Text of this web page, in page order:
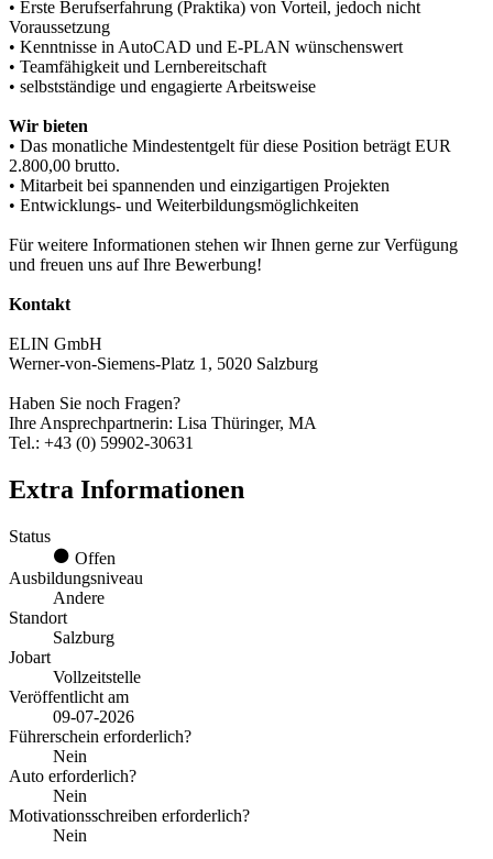
• Erste Berufserfahrung (Praktika) von Vorteil, jedoch nicht
Voraussetzung
• Kenntnisse in AutoCAD und E-PLAN wünschenswert
• Teamfähigkeit und Lernbereitschaft
• selbstständige und engagierte Arbeitsweise
Wir bieten
• Das monatliche Mindestentgelt für diese Position beträgt EUR
2.800,00 brutto.
• Mitarbeit bei spannenden und einzigartigen Projekten
• Entwicklungs- und Weiterbildungsmöglichkeiten
Für weitere Informationen stehen wir Ihnen gerne zur Verfügung
und freuen uns auf Ihre Bewerbung!
Kontakt
ELIN GmbH
Werner-von-Siemens-Platz 1, 5020 Salzburg
Haben Sie noch Fragen?
Ihre Ansprechpartnerin: Lisa Thüringer, MA
Tel.: +43 (0) 59902-30631
Extra Informationen
Status
Offen
Ausbildungsniveau
Andere
Standort
Salzburg
Jobart
Vollzeitstelle
Veröffentlicht am
09-07-2026
Führerschein erforderlich?
Nein
Auto erforderlich?
Nein
Motivationsschreiben erforderlich?
Nein